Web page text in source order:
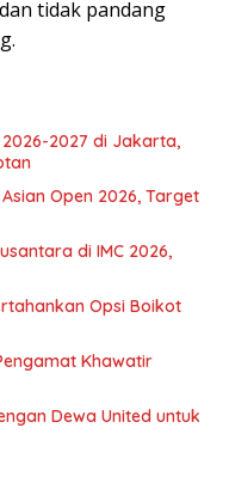
tidak pandang
2027 di Jakarta,
Open 2026, Target
di IMC 2026,
Opsi Boikot
Khawatir
Dewa United untuk